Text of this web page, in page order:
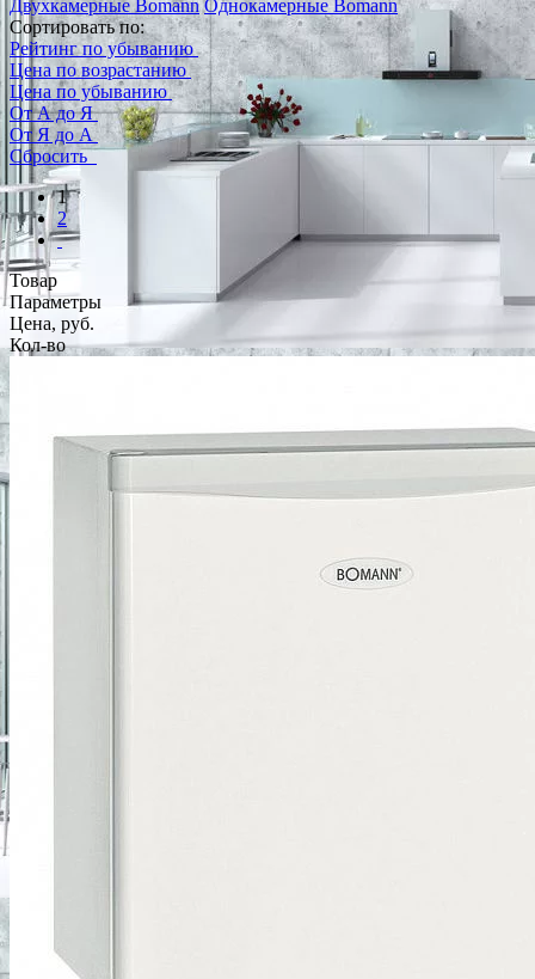
Двухкамерные Bomann Однокамерные Bomann
Сортировать по:
Рейтинг по убыванию
Цена по возрастанию
Цена по убыванию
От А до Я
От Я до А
Сбросить
1
2
Товар
Параметры
Цена, руб.
Кол-во